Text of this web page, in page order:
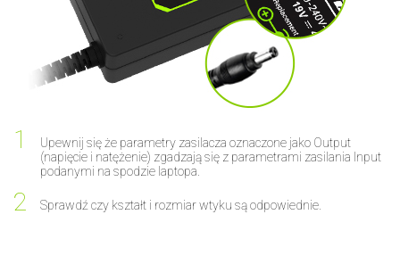
Upewnij się że parametry zasilacza oznaczone jako Output
(napięcie i natężenie) zgadzają się z parametrami zasilania Input
podanymi na spodzie laptopa.
Sprawdź czy kształt i rozmiar wtyku są odpowiednie.